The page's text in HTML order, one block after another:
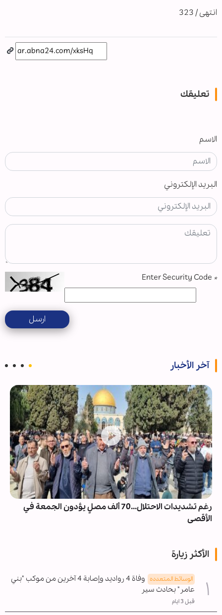
انتهى / 323
تعليقك
الاسم
البريد الإلكتروني
*
ارسل
آخر الأخبار
رغم تشديدات الاحتلال...70 ألف مصلٍ يؤدون الجمعة في
الأقصى
الأكثر زيارة
الوسائط المتعدده
وفاة 4 رواديد وإصابة 4 آخرين من موكب "بني
عامر" بحادث سير
قبل 3 ايام